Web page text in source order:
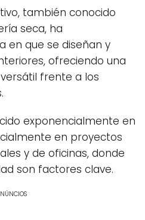
también conocido
seca, ha
en que se diseñan y
ofreciendo una
frente a los
exponencialmente en
en proyectos
y de oficinas, donde
son factores clave.